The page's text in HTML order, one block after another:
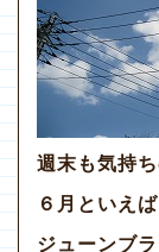
週末も気持
６月といえ
ジューンブ